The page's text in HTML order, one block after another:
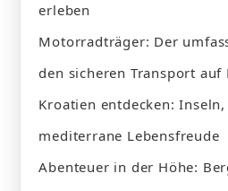
erleben
Motorradträger: Der
den sicheren Transport auf
Kroatien entdecken:
mediterrane Lebensfreude
Abenteuer in der Höhe: